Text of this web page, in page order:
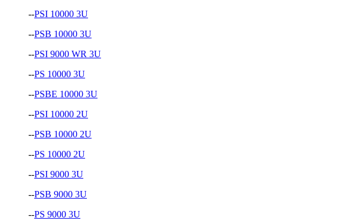
--PSI 10000 3U
--PSB 10000 3U
--PSI 9000 WR 3U
--PS 10000 3U
--PSBE 10000 3U
--PSI 10000 2U
--PSB 10000 2U
--PS 10000 2U
--PSI 9000 3U
--PSB 9000 3U
--PS 9000 3U